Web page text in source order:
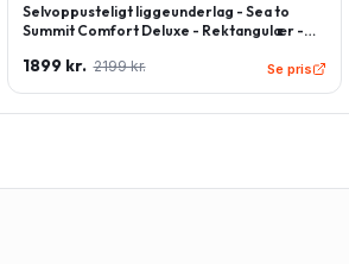
Selvoppusteligt liggeunderlag - Sea to
Summit Comfort Deluxe - Rektangulær -
1899 kr. 2199 kr. Se pris